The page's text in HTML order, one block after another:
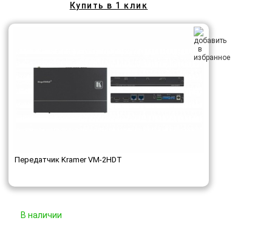
Купить в 1 клик
Передатчик Kramer VM-2HDT
В наличии